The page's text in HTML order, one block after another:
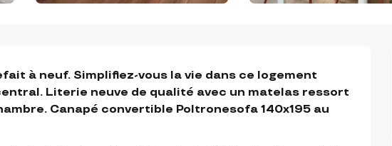
à neuf. Simplifiez-vous la vie dans ce logement
Literie neuve de qualité avec un matelas ressort
Canapé convertible Poltronesofa 140x195 au